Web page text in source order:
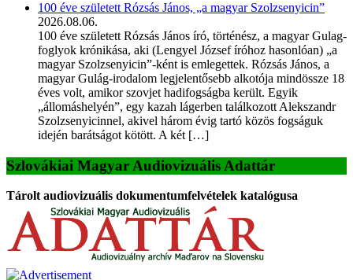
100 éve született Rózsás János, „a magyar Szolzsenyicin”
2026.08.06.
100 éve született Rózsás János író, történész, a magyar Gulag-
foglyok krónikása, aki (Lengyel József íróhoz hasonlóan) „a
magyar Szolzsenyicin”-ként is emlegettek. Rózsás János, a
magyar Gulág-irodalom legjelentősebb alkotója mindössze 18
éves volt, amikor szovjet hadifogságba került. Egyik
„állomáshelyén”, egy kazah lágerben találkozott Alekszandr
Szolzsenyicinnel, akivel három évig tartó közös fogságuk
idején barátságot kötött. A két […]
Szlovákiai Magyar Audiovizuális Adattár
Tárolt audiovizuális dokumentumfelvételek katalógusa